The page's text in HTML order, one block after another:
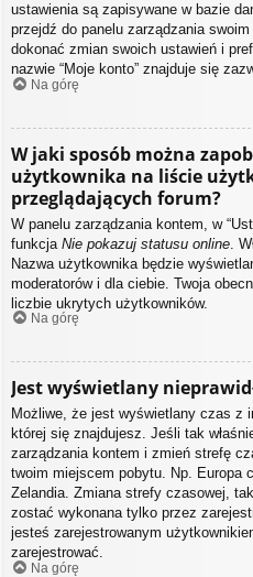
ustawienia są zapisywane w bazie
przejdź do panelu zarządzania
dokonać zmian swoich ustawień i
nazwie “Moje konto” znajduje się
Na górę
W jaki sposób można
użytkownika na liście
przeglądających forum?
W panelu zarządzania kontem, w
funkcja Nie pokazuj statusu online .
Nazwa użytkownika będzie
moderatorów i dla ciebie. Twoja
liczbie ukrytych użytkowników.
Na górę
Jest wyświetlany
Możliwe, że jest wyświetlany czas z
której się znajdujesz. Jeśli tak
zarządzania kontem i zmień strefę
twoim miejscem pobytu. Np. Europa
Zelandia. Zmiana strefy czasowej,
zostać wykonana tylko przez
jesteś zarejestrowanym
zarejestrować.
Na górę